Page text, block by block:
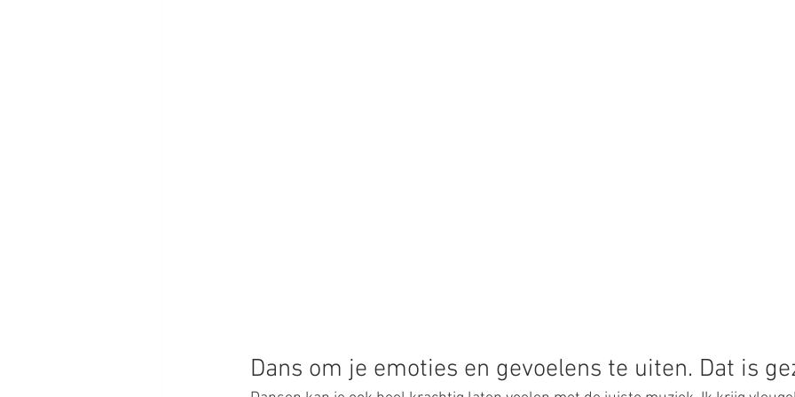
Dans om je emoties en gevoelens te uiten. Dat is